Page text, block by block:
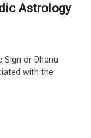
Astrology
Sign or Dhanu
with the